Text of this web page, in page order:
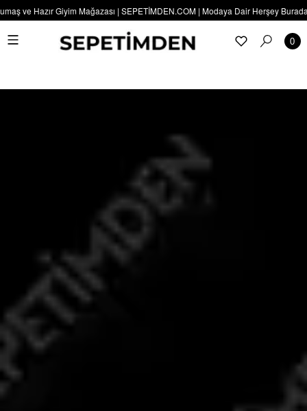
ve Hazır Giyim Mağazası | SEPETİMDEN.COM | Modaya Dair Herşey Burada
0